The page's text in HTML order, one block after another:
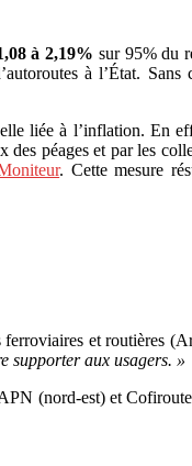
à 2,19% sur 95% du
à l’État.
liée à l’inflation. En
péages et par les
. Cette mesure
et routières
supporter aux usagers. »
(nord-est) et